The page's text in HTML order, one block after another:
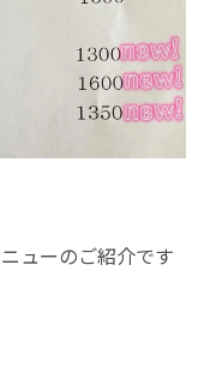
ューのご紹介です